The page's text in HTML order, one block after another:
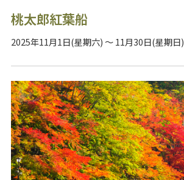
桃太郎紅葉船
2025年11月1日(星期六) ～ 11月30日(星期日)